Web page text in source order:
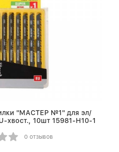
"МАСТЕР №1" для эл/
хвост., 10шт 15981-H10-1
0 отзывов